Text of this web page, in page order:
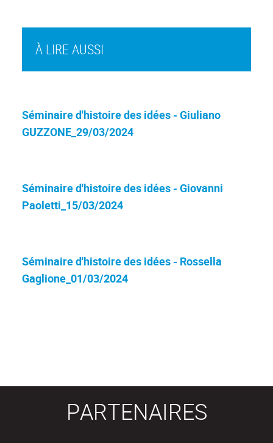
À LIRE AUSSI
Séminaire d'histoire des idées - Giuliano
GUZZONE_29/03/2024
Séminaire d'histoire des idées - Giovanni
Paoletti_15/03/2024
Séminaire d'histoire des idées - Rossella
Gaglione_01/03/2024
PARTENAIRES